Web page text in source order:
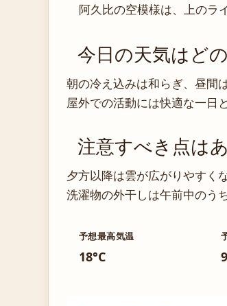
阿久比の空模様は、上のラ
今日の天気はど
朝の冷え込みは和らぎ、昼間
屋外での活動には快適な一日
注意すべき点は
夕方以降は雲が広がりやすく
洗濯物の外干しは午前中のう
予想最高気温
18°C